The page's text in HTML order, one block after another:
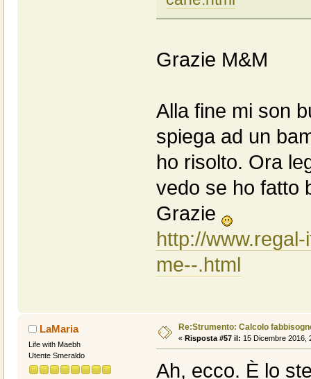
Grazie M&M
Alla fine mi son
spiega ad un
ho risolto. Ora
vedo se ho fatto
Grazie
http://
me--.html
LaMaria
Life with Maebh
Utente Smeraldo
Re:Strumento: Calcolo
« Risposta #57 il: 15 Dicembre 2016,
Ah, ecco. È lo